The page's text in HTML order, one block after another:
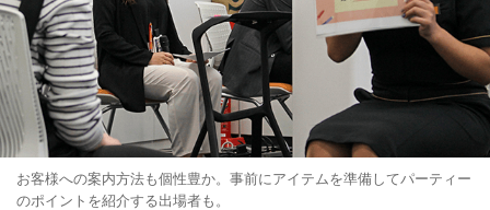
お客様への案内方法も個性豊か。事前にアイテムを準備してパーティー
のポイントを紹介する出場者も。